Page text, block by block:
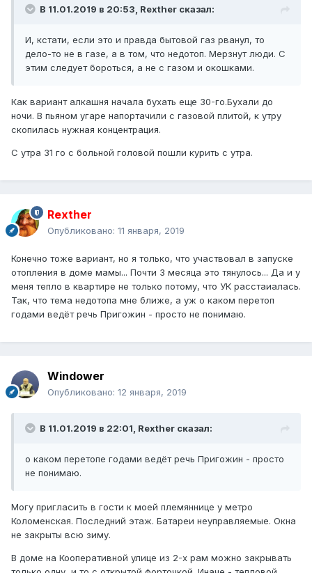
В 11.01.2019 в 20:53, Rexther сказал:
И, кстати, если это и правда бытовой газ рванул, то
дело-то не в газе, а в том, что недотоп. Мерзнут люди. С
этим следует бороться, а не с газом и окошками.
Как вариант алкашня начала бухать еще 30-го.Бухали до
ночи. В пьяном угаре напортачили с газовой плитой, к утру
скопилась нужная концентрация.
С утра 31 го с больной головой пошли курить с утра.
Rexther
Опубликовано: 11 января, 2019
Конечно тоже вариант, но я только, что участвовал в запуске
отопления в доме мамы... Почти 3 месяца это тянулось... Да и у
меня тепло в квартире не только потому, что УК расстаиалась.
Так, что тема недотопа мне ближе, а уж о каком перетоп
годами ведёт речь Пригожин - просто не понимаю.
Windower
Опубликовано: 12 января, 2019
В 11.01.2019 в 22:01, Rexther сказал:
о каком перетопе годами ведёт речь Пригожин - просто
не понимаю.
Могу пригласить в гости к моей племяннице у метро
Коломенская. Последний этаж. Батареи неуправляемые. Окна
не закрыты всю зиму.
В доме на Кооперативной улице из 2-х рам можно закрывать